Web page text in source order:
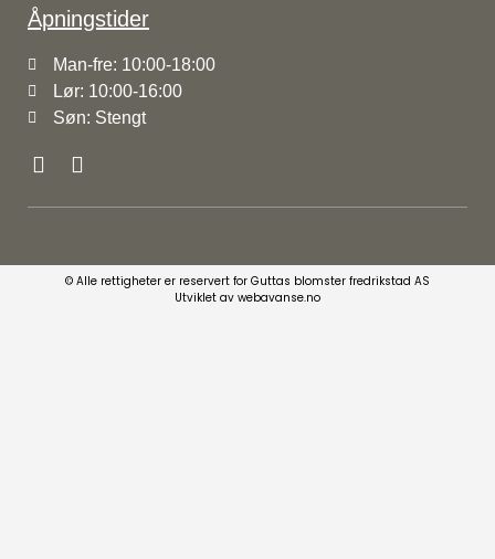
Åpningstider
Man-fre: 10:00-18:00
Lør: 10:00-16:00
Søn: Stengt
© Alle rettigheter er reservert for Guttas blomster fredrikstad AS
Utviklet av webavanse.no